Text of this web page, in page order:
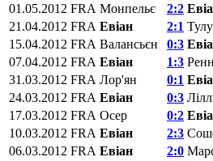
01.05.2012 FRA Монпельє 2:2
21.04.2012 FRA Евіан 2:1
15.04.2012 FRA Валансьєн 0:3
07.04.2012 FRA Евіан 1:3 Ренн
31.03.2012 FRA Лор'ян 0:1
24.03.2012 FRA Евіан 0:3
17.03.2012 FRA Осер 0:2
10.03.2012 FRA Евіан 2:3
06.03.2012 FRA Евіан 2:0